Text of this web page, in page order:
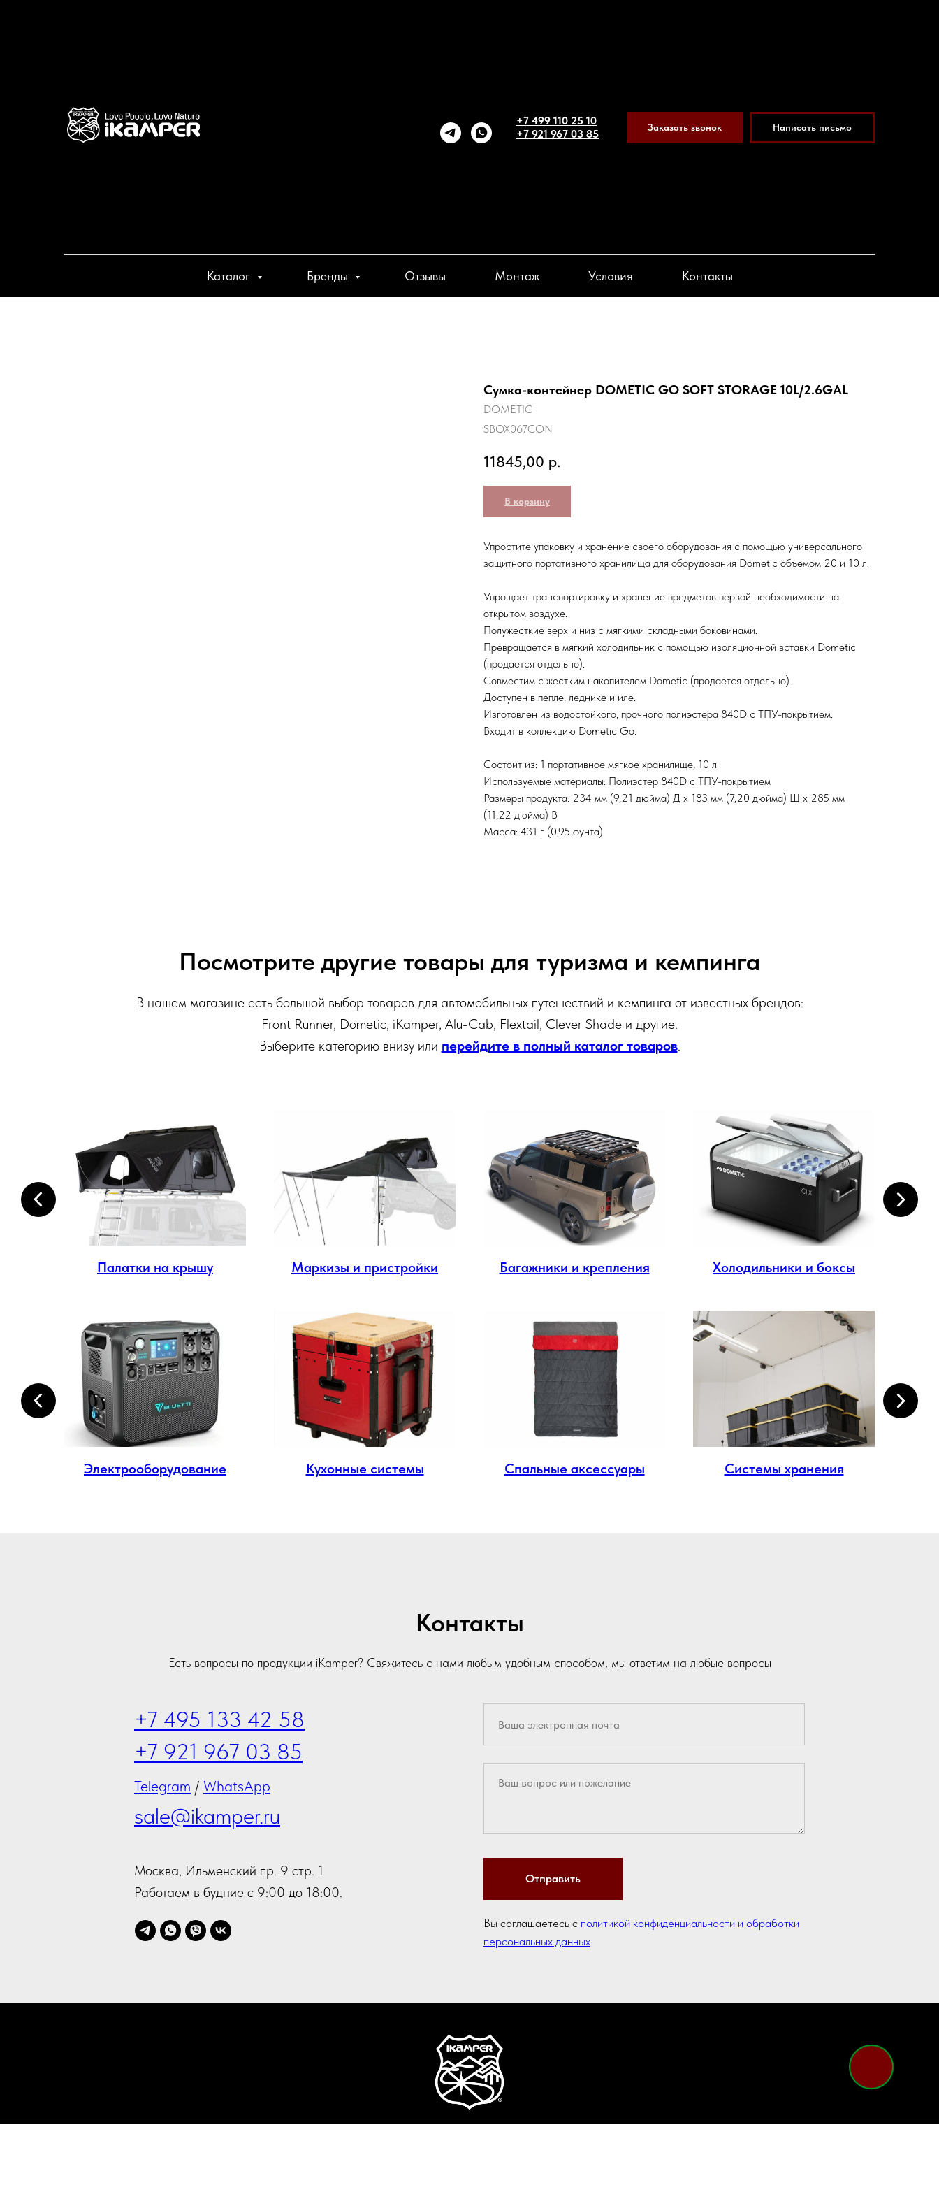
+7 499 110 25 10
+7 921 967 03 85
Заказать звонок Написать письмо
Каталог Бренды Отзывы Монтаж Условия Контакты
Сумка-контейнер DOMETIC GO SOFT STORAGE 10L/2.6GAL
DOMETIC
SBOX067CON
11845,00 р.
В корзину
Упростите упаковку и хранение своего оборудования с помощью универсального
защитного портативного хранилища для оборудования Dometic объемом 20 и 10 л.
Упрощает транспортировку и хранение предметов первой необходимости на
открытом воздухе.
Полужесткие верх и низ с мягкими складными боковинами.
Превращается в мягкий холодильник с помощью изоляционной вставки Dometic
(продается отдельно).
Совместим с жестким накопителем Dometic (продается отдельно).
Доступен в пепле, леднике и иле.
Изготовлен из водостойкого, прочного полиэстера 840D с ТПУ-покрытием.
Входит в коллекцию Dometic Go.
Состоит из: 1 портативное мягкое хранилище, 10 л
Используемые материалы: Полиэстер 840D с ТПУ-покрытием
Размеры продукта: 234 мм (9,21 дюйма) Д x 183 мм (7,20 дюйма) Ш x 285 мм
(11,22 дюйма) В
Масса: 431 г (0,95 фунта)
Посмотрите другие товары для туризма и кемпинга
В нашем магазине есть большой выбор товаров для автомобильных путешествий и кемпинга от известных брендов:
Front Runner, Dometic, iKamper, Alu-Cab, Flextail, Clever Shade и другие.
Выберите категорию внизу или перейдите в полный каталог товаров.
Палатки на крышу Маркизы и пристройки Багажники и крепления Холодильники и боксы
Электрооборудование Кухонные системы Спальные аксессуары Системы хранения
Контакты
Есть вопросы по продукции iKamper? Свяжитесь с нами любым удобным способом, мы ответим на любые вопросы
+7 495 133 42 58
+7 921 967 03 85
Telegram / WhatsApp
sale@ikamper.ru
Москва, Ильменский пр. 9 стр. 1
Работаем в будние с 9:00 до 18:00.
Отправить
Вы соглашаетесь с политикой конфиденциальности и обработки
персональных данных